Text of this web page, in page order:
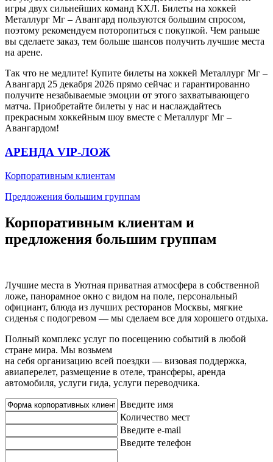
игры двух сильнейших команд КХЛ. Билеты на хоккей
Металлург Мг – Авангард пользуются большим спросом,
поэтому рекомендуем поторопиться с покупкой. Чем раньше
вы сделаете заказ, тем больше шансов получить лучшие места
на арене.
Так что не медлите! Купите билеты на хоккей Металлург Мг –
Авангард 25 декабря 2026 прямо сейчас и гарантированно
получите незабываемые эмоции от этого захватывающего
матча. Приобретайте билеты у нас и наслаждайтесь
прекрасным хоккейным шоу вместе с Металлург Мг –
Авангардом!
АРЕНДА VIP-ЛОЖ
Корпоративным клиентам
Предложения большим группам
Корпоративным клиентам и
предложения большим группам
Лучшие места в Уютная приватная атмосфера в собственной
ложе, панорамное окно с видом на поле, персональный
официант, блюда из лучших ресторанов Москвы, мягкие
сиденья с подогревом — мы сделаем все для хорошего отдыха.
Полный комплекс услуг по посещению событий в любой
стране мира. Мы возьмем
на себя организацию всей поездки — визовая поддержка,
авиаперелет, размещение в отеле, трансферы, аренда
автомобиля, услуги гида, услуги переводчика.
Введите имя
Количество мест
Введите e-mail
Введите телефон